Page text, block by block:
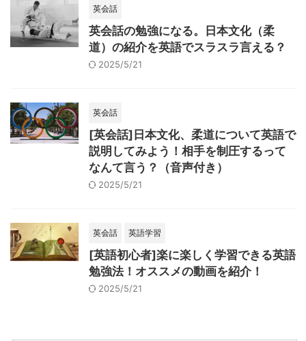
英会話
英会話の勉強になる。日本文化（柔
道）の紹介を英語でスラスラ言える？
2025/5/21
英会話
[英会話]日本文化、柔道について英語で
説明してみよう！相手を制圧するって
なんて言う？（音声付き）
2025/5/21
英会話 英語学習
[英語初心者]楽に楽しく学習できる英語
勉強法！オススメの動画を紹介！
2025/5/21